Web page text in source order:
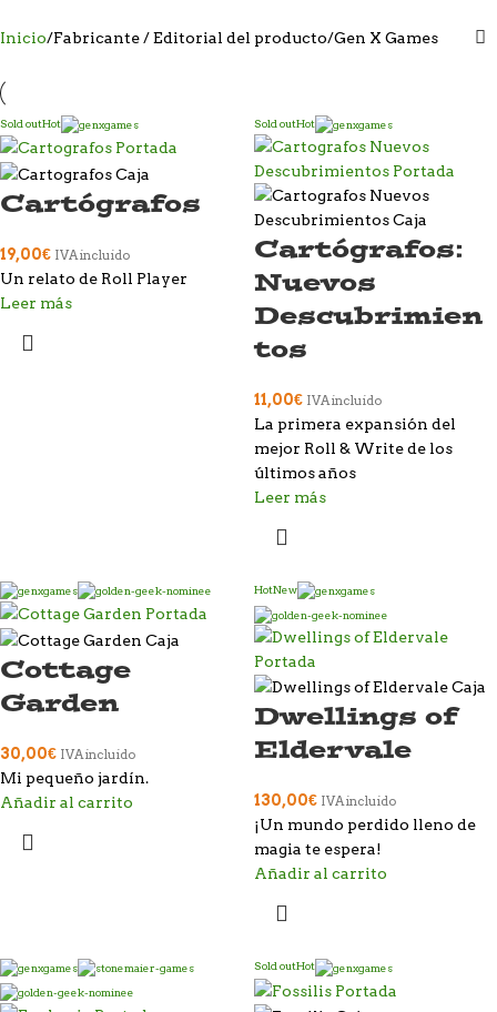
Inicio Fabricante / Editorial del producto Gen X Games
Sold outHot
Cartógrafos
19,00€ IVA incluido
Un relato de Roll Player
Leer más
Sold outHot
Cartógrafos:
Nuevos
Descubrimien
tos
11,00€ IVA incluido
La primera expansión del
mejor Roll & Write de los
últimos años
Leer más
Cottage
Garden
30,00€ IVA incluido
Mi pequeño jardín.
Añadir al carrito
HotNew
Dwellings of
Eldervale
130,00€ IVA incluido
¡Un mundo perdido lleno de
magia te espera!
Añadir al carrito
Sold outHot